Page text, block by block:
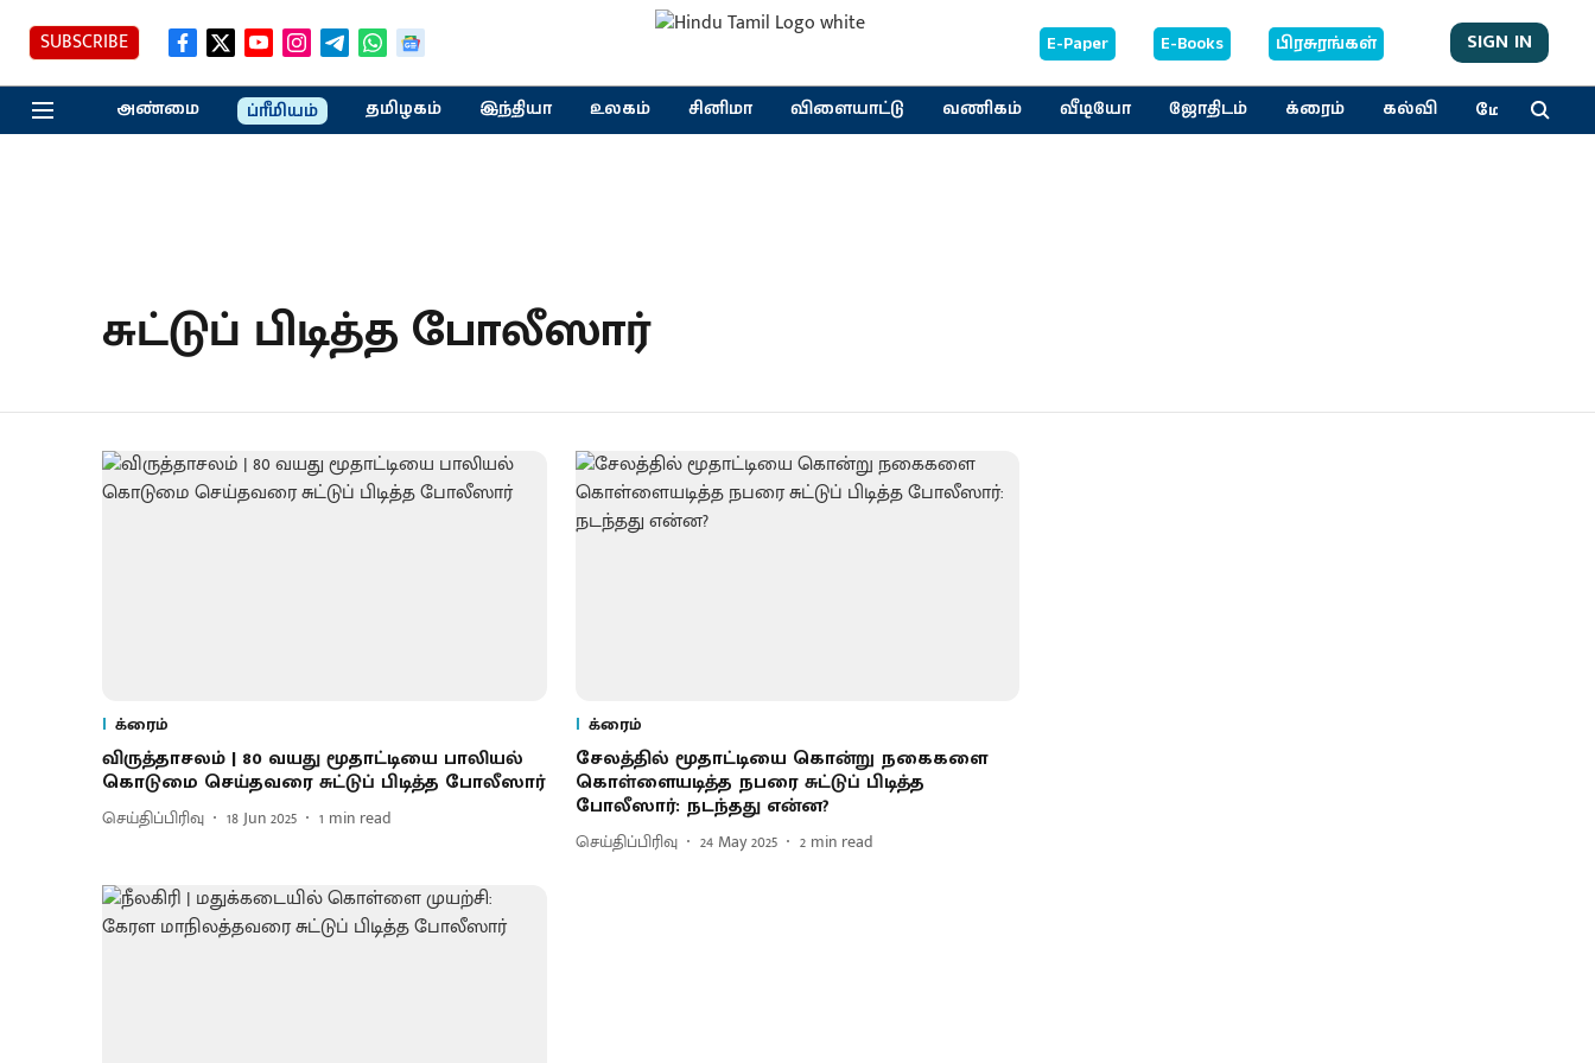
SUBSCRIBE E-Paper E-Books பிரசுரங்கள் SIGN IN
அண்மை ப்ரீமியம் தமிழகம் இந்தியா உலகம் சினிமா விளையாட்டு வணிகம் வீடியோ ஜோதிடம் க்ரைம் கல்வி மேலும்
சுட்டுப் பிடித்த போலீஸார்
க்ரைம்
விருத்தாசலம் | 80 வயது மூதாட்டியை பாலியல்
கொடுமை செய்தவரை சுட்டுப் பிடித்த போலீஸார்
செய்திப்பிரிவு 18 Jun 2025 1 min read
க்ரைம்
சேலத்தில் மூதாட்டியை கொன்று நகைகளை
கொள்ளையடித்​த நபரை சுட்டுப் பிடித்த
போலீஸார்: நடந்தது என்ன?
செய்திப்பிரிவு 24 May 2025 2 min read